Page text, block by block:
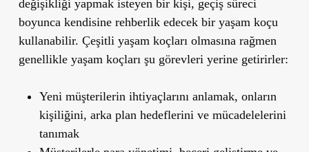
değişikliği yapmak isteyen bir kişi, geçiş süreci
boyunca kendisine rehberlik edecek bir yaşam koçu
kullanabilir. Çeşitli yaşam koçları olmasına rağmen
genellikle yaşam koçları şu görevleri yerine getirirler:
Yeni müşterilerin ihtiyaçlarını anlamak, onların
kişiliğini, arka plan hedeflerini ve mücadelelerini
tanımak